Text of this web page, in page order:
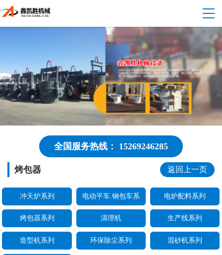
全国服务热线： 15269246285
烤包器 返回上一页
冲天炉系列 电动平车.钢包车系 电炉配料系列
烤包器系列 清理机 生产线系列
造型机系列 环保除尘系列 混砂机系列